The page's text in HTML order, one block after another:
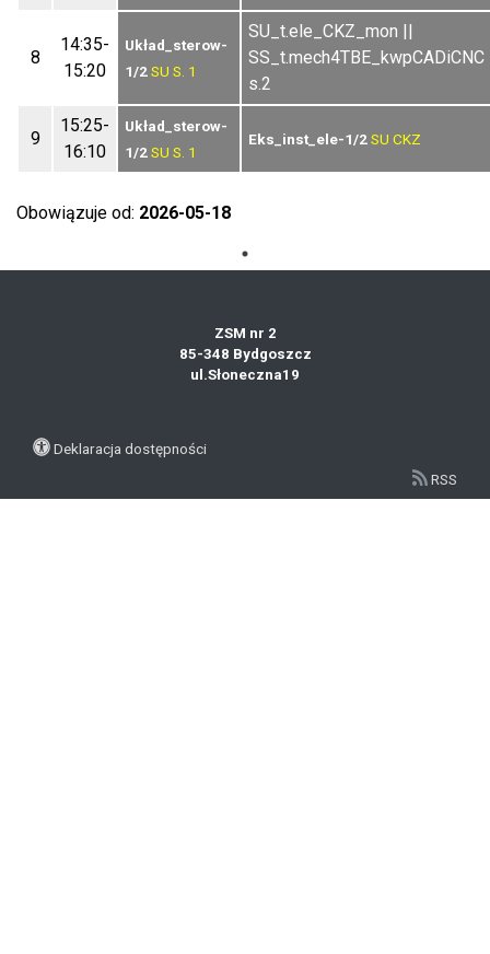
8
14:35-
15:20
Układ_sterow-
1/2SU S. 1
SU_t.ele_CKZ_mon ||
SS_t.mech4TBE_kwpCADiCNC
s.2
9
15:25-
16:10
Układ_sterow-
1/2SU S. 1
Eks_inst_ele-1/2SU CKZ
Obowiązuje od: 2026-05-18
ZSM nr 2
85-348 Bydgoszcz
ul.Słoneczna19
Deklaracja dostępności
RSS